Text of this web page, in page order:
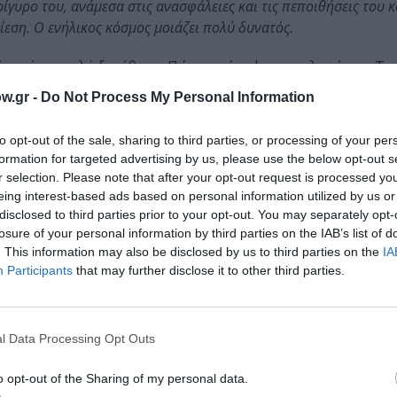
- Do Not Process My Personal Information
opt-out of the sale, sharing to third parties, or processing of your
for targeted advertising by us, please use the below opt-out
selection. Please note that after your opt-out request is processed
interest-based ads based on personal information utilized by us
to third parties prior to your opt-out. You may separately
of your personal information by third parties on the IAB’s list of
This information may also be disclosed by us to third parties on the
Participants that may further disclose it to other third parties.
Data Processing Opt Outs
opt-out of the Sharing of my personal data.
του, ανάμεσα στις ανασφάλειες και τις πεποιθήσεις του
Ο ενήλικος κόσμος μοιάζει πολύ δυνατός.
είναι πολύ ξεκάθαρα. Πώς προέκυψε η εμπλοκή του
Μου άρεσε η πρώτη του ταινία, το Honey, που διακρίθηκε με
με ξένους διευθυντές φωτογραφίας. Καθώς δεν
της πραγματικότητας. Εδώ θέλαμε να μεταδώσουμε το
την πίκρα και τη διακριτικότητα ορισμένων σουηδικών
του ’90. Οπότε ήθελα να ενσωματώσω τη μουσική ενός
Μετά αποφασίσαμε να το κάνουμε πιο σύγχρονο, παρ’ όλο
μου. Μετά άκουσα τη μουσική του Mark Andrew
που έδιναν αυτό το κάτι παραπάνω στην ταινία,